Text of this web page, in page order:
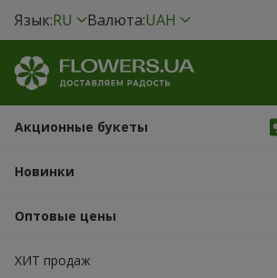
Язык:RU Валюта:UAH
Акционные букеты
Новинки
Оптовые цены
ХИТ продаж